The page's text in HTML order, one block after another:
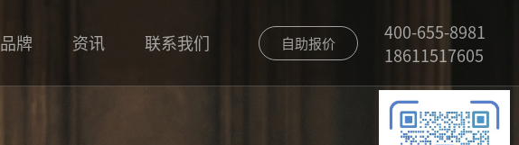
品牌 资讯 联系我们 自助报价
400-655-8981
18611517605